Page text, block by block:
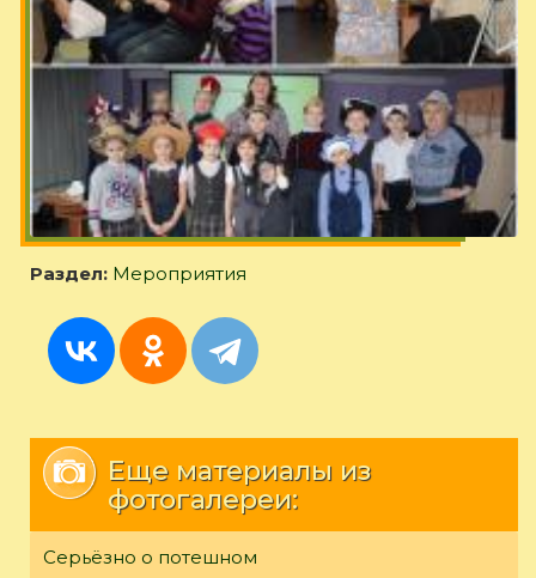
Раздел: Мероприятия
Еще материалы из
фотогалереи:
Серьёзно о потешном